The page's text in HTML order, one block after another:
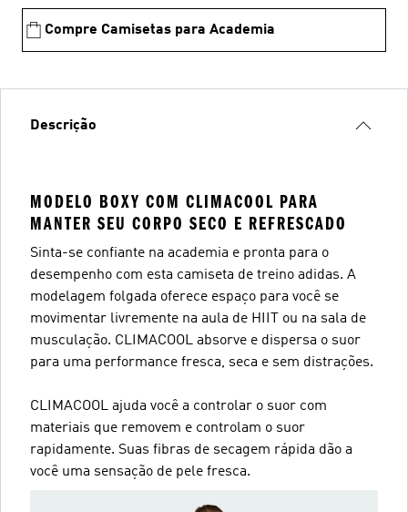
Compre Camisetas para Academia
Descrição
MODELO BOXY COM CLIMACOOL PARA
MANTER SEU CORPO SECO E REFRESCADO
Sinta-se confiante na academia e pronta para o
desempenho com esta camiseta de treino adidas. A
modelagem folgada oferece espaço para você se
movimentar livremente na aula de HIIT ou na sala de
musculação. CLIMACOOL absorve e dispersa o suor
para uma performance fresca, seca e sem distrações.
CLIMACOOL ajuda você a controlar o suor com
materiais que removem e controlam o suor
rapidamente. Suas fibras de secagem rápida dão a
você uma sensação de pele fresca.